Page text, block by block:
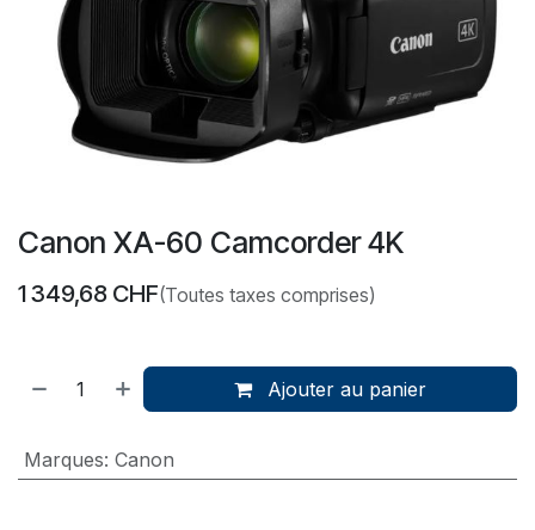
Canon XA-60 Camcorder 4K
1 349,68 CHF(Toutes taxes comprises)
Ajouter au panier
Marques: Canon